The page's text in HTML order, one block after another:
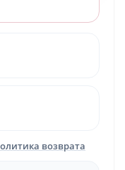
возврата